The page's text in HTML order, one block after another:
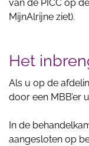
van de PICC op
MijnAlrijne ziet).
Het
Als u op de
door een MBB’er
In de
aangesloten op